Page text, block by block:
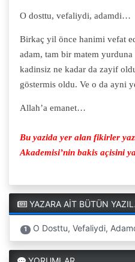
O dosttu, vefaliydi, adamdi…
Birkaç yil önce hanimi vefat
adam, tam bir matem
kadinsiz ne kadar da zayif
göstermis oldu. Ve o da ayni
Allah’a emanet…
Bu yazida yer alan fikirler
Akademisi’nin bakis açisini
YAZARA AİT BÜTÜN
1 O Dosttu, Vefaliydi,